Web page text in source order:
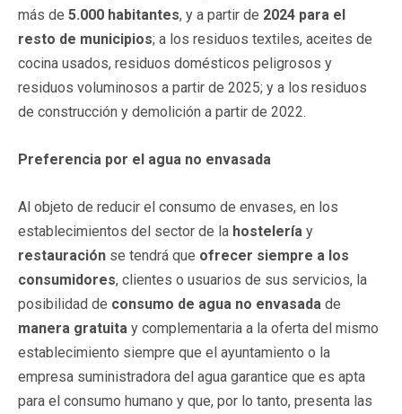
más de 5.000 habitantes, y a partir de 2024 para el
resto de municipios; a los residuos textiles, aceites de
cocina usados, residuos domésticos peligrosos y
residuos voluminosos a partir de 2025; y a los residuos
de construcción y demolición a partir de 2022.
Preferencia por el agua no envasada
Al objeto de reducir el consumo de envases, en los
establecimientos del sector de la hostelería y
restauración se tendrá que ofrecer siempre a los
consumidores, clientes o usuarios de sus servicios, la
posibilidad de consumo de agua no envasada de
manera gratuita y complementaria a la oferta del mismo
establecimiento siempre que el ayuntamiento o la
empresa suministradora del agua garantice que es apta
para el consumo humano y que, por lo tanto, presenta las